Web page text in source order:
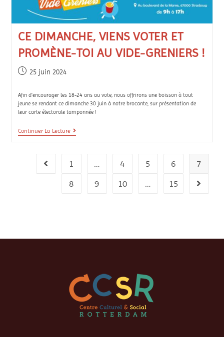
CE DIMANCHE, VIENS VOTER ET
PROMÈNE-TOI AU VIDE-GRENIERS !
25 juin 2024
Afin d'encourager les 18-24 ans au vote, nous offrirons une boisson à tout
jeune se rendant ce dimanche 30 juin à notre brocante, sur présentation de
leur carte électorale tamponnée !
Continuer La Lecture
1 … 4 5 6
7
8
9 10 … 15